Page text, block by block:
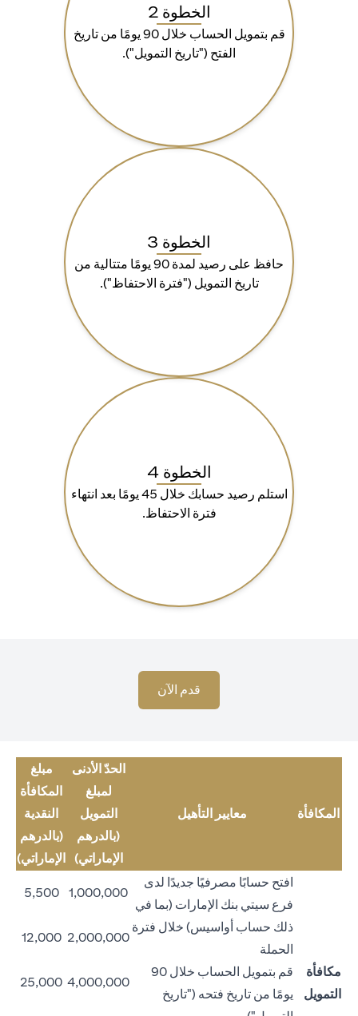
الخطوة 2
قم بتمويل الحساب خلال 90 يومًا من تاريخ
الفتح ("تاريخ التمويل").
الخطوة 3
حافظ على رصيد لمدة 90 يومًا متتالية من
تاريخ التمويل ("فترة الاحتفاظ").
الخطوة 4
استلم رصيد حسابك خلال 45 يومًا بعد انتهاء
فترة الاحتفاظ.
قدم الآن
المكافأة معايير التأهيل
الحدّ الأدنى
لمبلغ
التمويل
(بالدرهم
الإماراتي)
مبلغ
المكافأة
النقدية
(بالدرهم
الإماراتي)
مكافأة
التمويل
افتح حسابًا مصرفيًا جديدًا لدى
فرع سيتي بنك الإمارات (بما في
ذلك حساب أواسيس) خلال فترة
الحملة
قم بتمويل الحساب خلال 90
يومًا من تاريخ فتحه ("تاريخ
1,000,000
5,500
2,000,000
12,000
4,000,000
25,000